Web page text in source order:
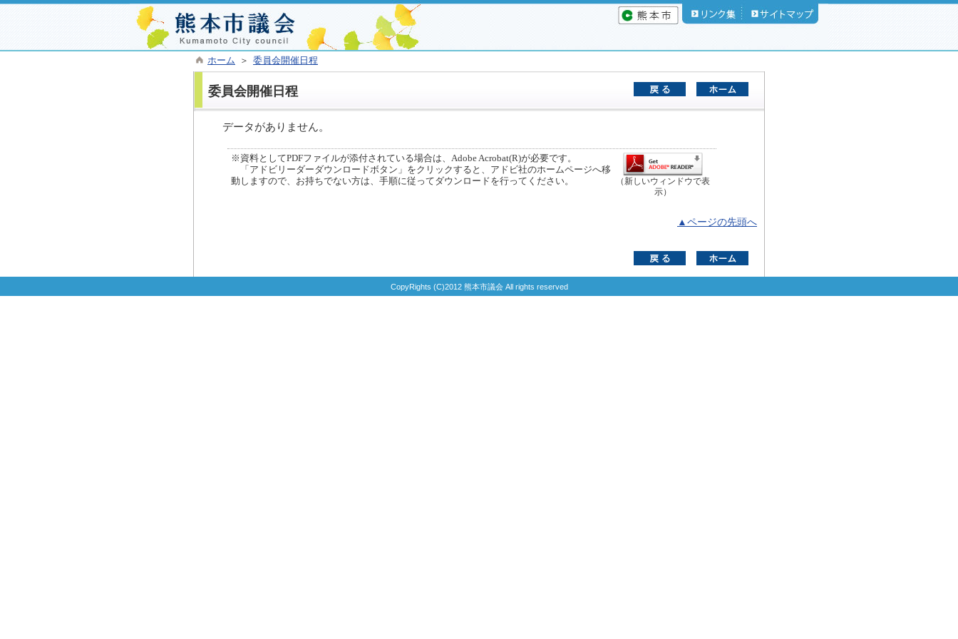
ホーム ＞ 委員会開催日程
委員会開催日程
データがありません。
※資料としてPDFファイルが添付されている場合は、Adobe Acrobat(R)が必要です。
「アドビリーダーダウンロードボタン」をクリックすると、アドビ社のホームページへ移
動しますので、お持ちでない方は、手順に従ってダウンロードを行ってください。
（新しいウィンドウで表
示）
▲ページの先頭へ
CopyRights (C)2012 熊本市議会 All rights reserved